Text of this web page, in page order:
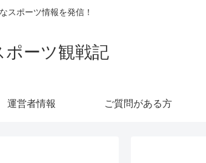
スポーツ情報を発信！
ーツ観戦記
運営者情報 ご質問がある方